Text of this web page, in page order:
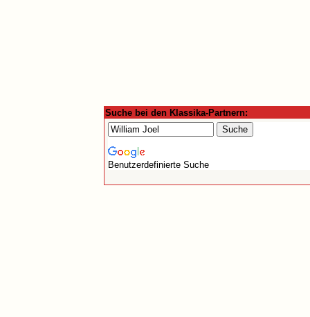
Suche bei den Klassika-Partnern:
Benutzerdefinierte Suche